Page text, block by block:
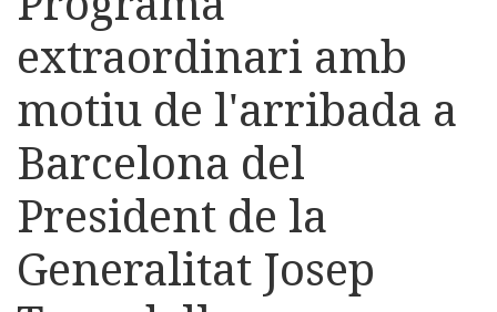
extraordinari amb
motiu de l'arribada a
Barcelona del
President de la
Generalitat Josep